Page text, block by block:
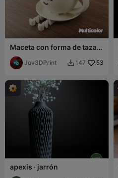
Maceta con forma de taza
de café - Multicolor
Jov3DPrint  147 53
apexis · jarrón